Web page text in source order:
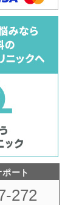
ート
272